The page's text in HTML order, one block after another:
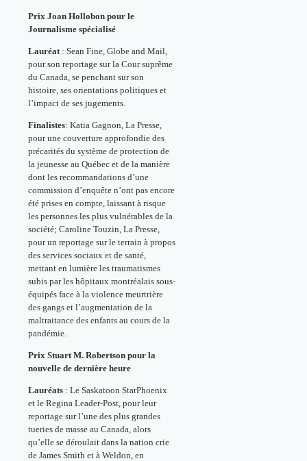
Prix Joan Hollobon pour le
Journalisme spécialisé
Lauréat : Sean Fine, Globe and Mail,
pour son reportage sur la Cour suprême
du Canada, se penchant sur son
histoire, ses orientations politiques et
l’impact de ses jugements.
Finalistes: Katia Gagnon, La Presse,
pour une couverture approfondie des
précarités du système de protection de
la jeunesse au Québec et de la manière
dont les recommandations d’une
commission d’enquête n’ont pas encore
été prises en compte, laissant à risque
les personnes les plus vulnérables de la
société; Caroline Touzin, La Presse,
pour un reportage sur le terrain à propos
des services sociaux et de santé,
mettant en lumière les traumatismes
subis par les hôpitaux montréalais sous-
équipés face à la violence meurtrière
des gangs et l’augmentation de la
maltraitance des enfants au cours de la
pandémie.
Prix Stuart M. Robertson pour la
nouvelle de dernière heure
Lauréats : Le Saskatoon StarPhoenix
et le Regina Leader-Post, pour leur
reportage sur l’une des plus grandes
tueries de masse au Canada, alors
qu’elle se déroulait dans la nation crie
de James Smith et à Weldon, en